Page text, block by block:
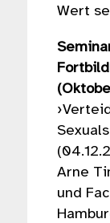
Wert
Arne
und